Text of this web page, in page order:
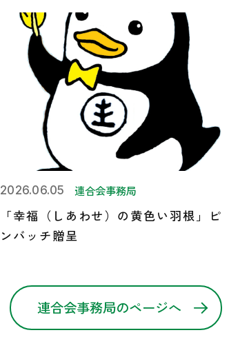
2026.06.05 連合会事務局
「幸福（しあわせ）の黄色い羽根」ピ
ンバッチ贈呈
連合会事務局のページへ